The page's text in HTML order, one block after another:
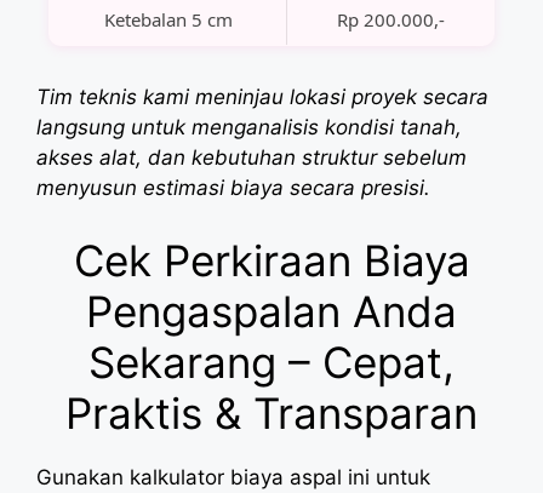
Ketebalan 5 cm Rp 200.000,-
Tim teknis kami meninjau lokasi proyek secara
langsung untuk menganalisis kondisi tanah,
akses alat, dan kebutuhan struktur sebelum
menyusun estimasi biaya secara presisi.
Cek Perkiraan Biaya
Pengaspalan Anda
Sekarang – Cepat,
Praktis & Transparan
Gunakan kalkulator biaya aspal ini untuk